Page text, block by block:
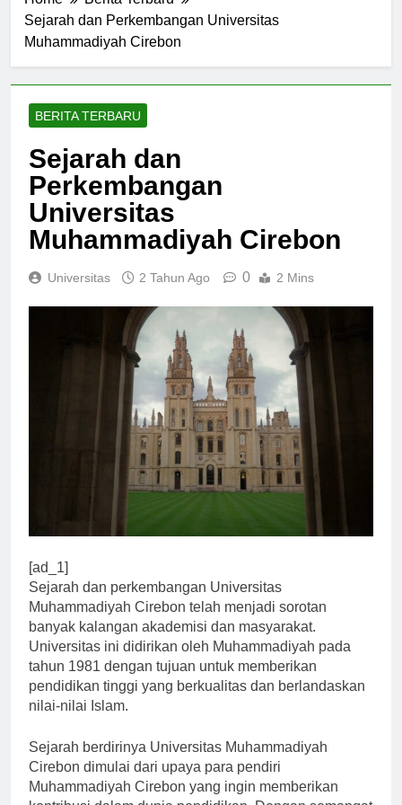
Home
Berita Terbaru
Sejarah dan Perkembangan Universitas
BERITA TERBARU
Sejarah dan
Perkembangan
Universitas
Muhammadiyah Cirebon
[ad_1]
Sejarah dan perkembangan Universitas
Muhammadiyah Cirebon telah menjadi sorotan
banyak kalangan akademisi dan masyarakat.
Universitas ini didirikan oleh Muhammadiyah pada
tahun 1981 dengan tujuan untuk memberikan
pendidikan tinggi yang berkualitas dan berlandaskan
Sejarah berdirinya Universitas Muhammadiyah
Cirebon dimulai dari upaya para pendiri